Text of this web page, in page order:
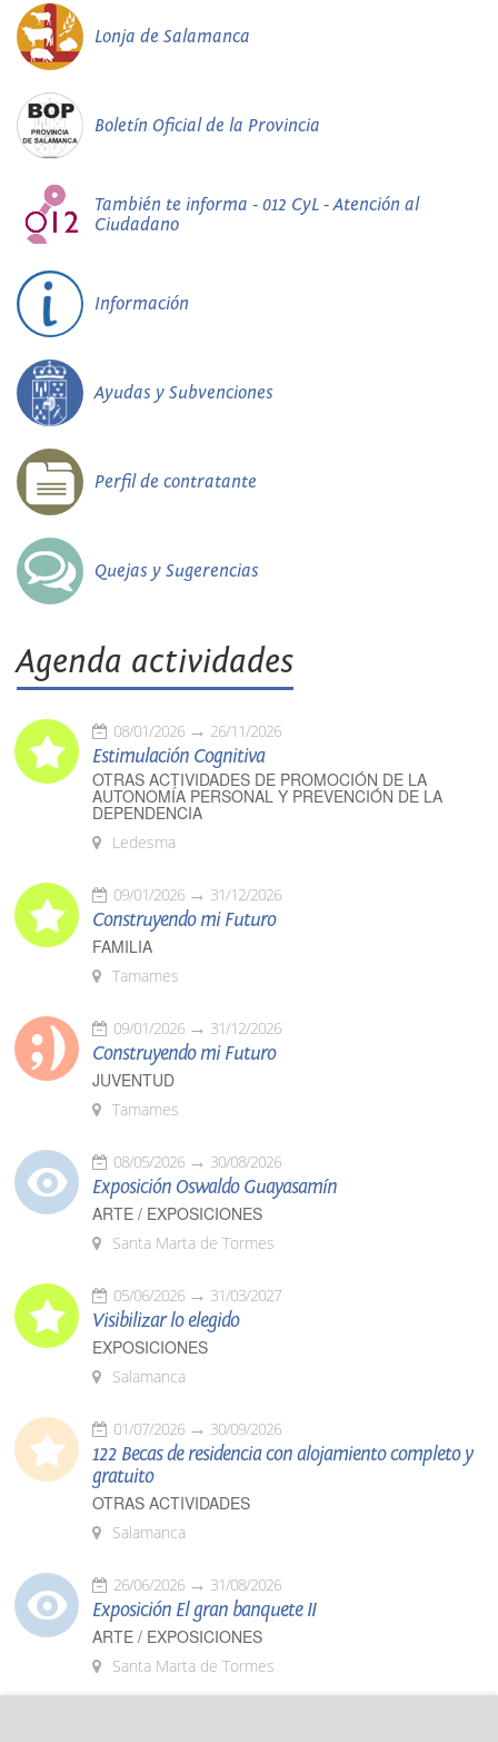
Lonja de Salamanca
Boletín Oficial de la Provincia
También te informa - 012 CyL - Atención al
Ciudadano
Información
Ayudas y Subvenciones
Perfil de contratante
Quejas y Sugerencias
Agenda actividades
08/01/2026 26/11/2026
Estimulación Cognitiva
OTRAS ACTIVIDADES DE PROMOCIÓN DE LA
AUTONOMÍA PERSONAL Y PREVENCIÓN DE LA
DEPENDENCIA
Ledesma
09/01/2026 31/12/2026
Construyendo mi Futuro
FAMILIA
Tamames
09/01/2026 31/12/2026
Construyendo mi Futuro
JUVENTUD
Tamames
08/05/2026 30/08/2026
Exposición Oswaldo Guayasamín
ARTE / EXPOSICIONES
Santa Marta de Tormes
05/06/2026 31/03/2027
Visibilizar lo elegido
EXPOSICIONES
Salamanca
01/07/2026 30/09/2026
122 Becas de residencia con alojamiento completo y
gratuito
OTRAS ACTIVIDADES
Salamanca
26/06/2026 31/08/2026
Exposición El gran banquete II
ARTE / EXPOSICIONES
Santa Marta de Tormes